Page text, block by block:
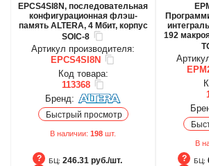
EPCS4SI8N, последовательная
конфигурационная флэш-
память ALTERA, 4 Мбит, корпус
SOIC-8
Артикул производителя:
EPCS4SI8N
Код товара:
113368
Бренд:
Быстрый просмотр
В наличии: 198 шт.
БЦ: 246.31 руб./шт.
192
В
БЦ: